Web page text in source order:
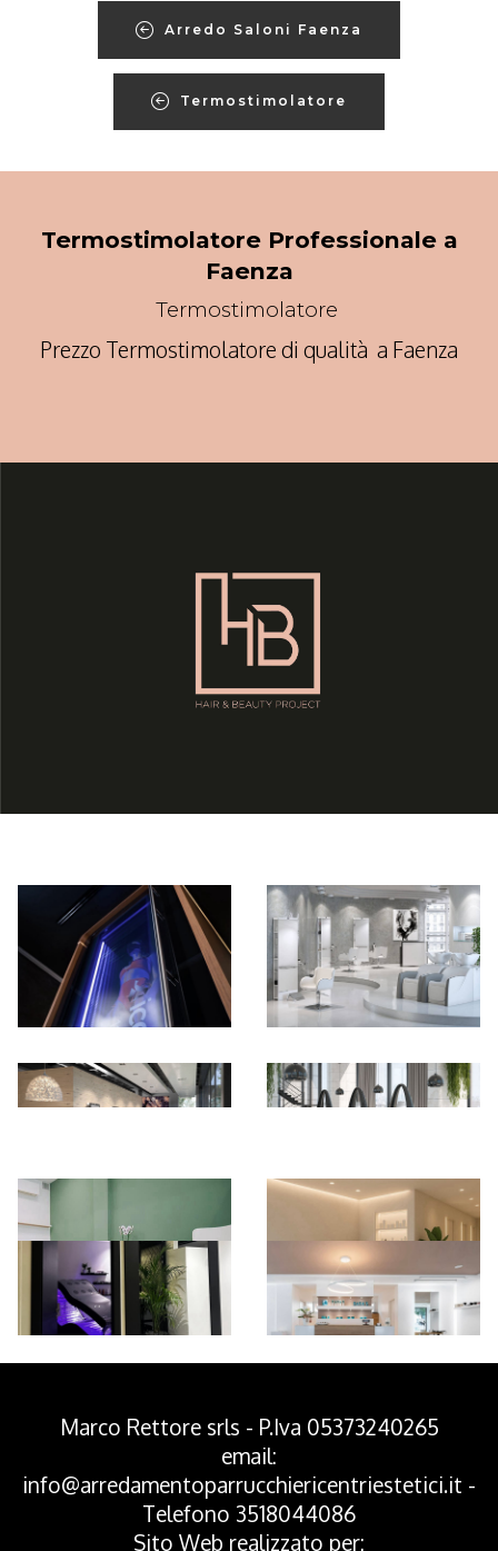
Arredo Saloni Faenza
Termostimolatore
Termostimolatore Professionale a
Faenza
Termostimolatore
Prezzo Termostimolatore di qualità a Faenza
Marco Rettore srls - P.Iva 05373240265
email:
info@arredamentoparrucchiericentriestetici.it -
Telefono 3518044086
Sito Web realizzato per: